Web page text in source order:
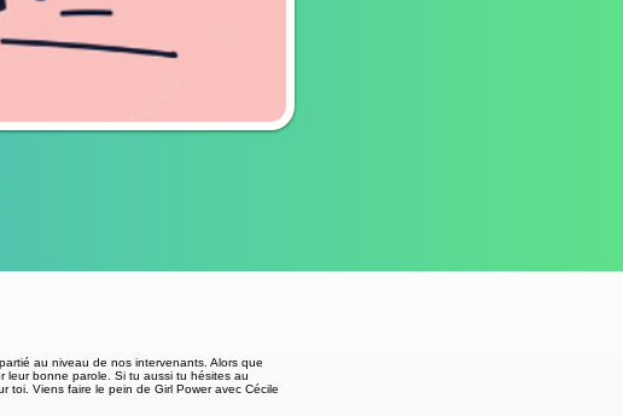
au niveau de nos intervenants. Alors que
leur bonne parole. Si tu aussi tu hésites au
toi. Viens faire le pein de Girl Power avec Cécile